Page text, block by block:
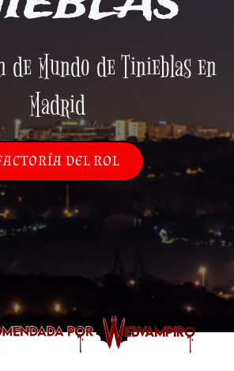
de Mundo de Tinieblas en
Madrid
DEL ROL